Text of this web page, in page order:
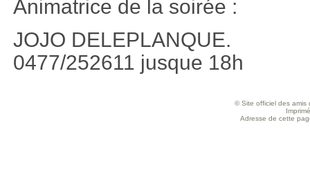
Animatrice de la soirée :
JOJO DELEPLANQUE.
0477/252611 jusque 18h
© Site officiel des amis
Adresse de cette